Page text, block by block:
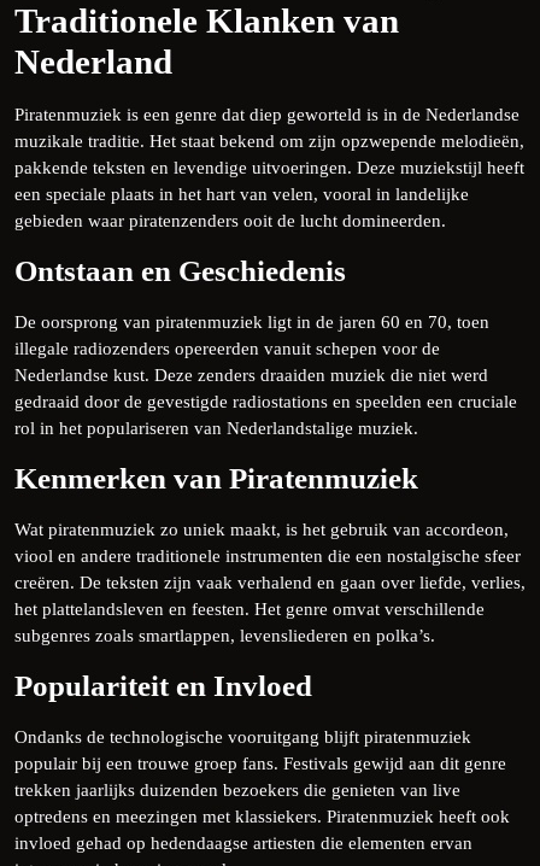
Traditionele Klanken van
Nederland
Piratenmuziek is een genre dat diep geworteld is in de Nederlandse
muzikale traditie. Het staat bekend om zijn opzwepende melodieën,
pakkende teksten en levendige uitvoeringen. Deze muziekstijl heeft
een speciale plaats in het hart van velen, vooral in landelijke
gebieden waar piratenzenders ooit de lucht domineerden.
Ontstaan en Geschiedenis
De oorsprong van piratenmuziek ligt in de jaren 60 en 70, toen
illegale radiozenders opereerden vanuit schepen voor de
Nederlandse kust. Deze zenders draaiden muziek die niet werd
gedraaid door de gevestigde radiostations en speelden een cruciale
rol in het populariseren van Nederlandstalige muziek.
Kenmerken van Piratenmuziek
Wat piratenmuziek zo uniek maakt, is het gebruik van accordeon,
viool en andere traditionele instrumenten die een nostalgische sfeer
creëren. De teksten zijn vaak verhalend en gaan over liefde, verlies,
het plattelandsleven en feesten. Het genre omvat verschillende
subgenres zoals smartlappen, levensliederen en polka’s.
Populariteit en Invloed
Ondanks de technologische vooruitgang blijft piratenmuziek
populair bij een trouwe groep fans. Festivals gewijd aan dit genre
trekken jaarlijks duizenden bezoekers die genieten van live
optredens en meezingen met klassiekers. Piratenmuziek heeft ook
invloed gehad op hedendaagse artiesten die elementen ervan